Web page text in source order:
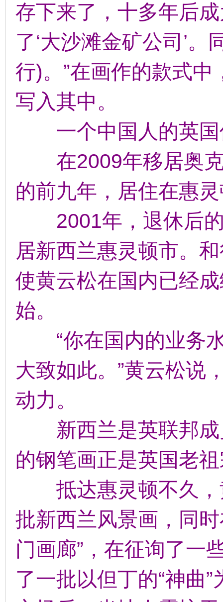
存下来了，十多年后
了‘大沙滩金矿公司’
行)。”在画作的款式
写入其中。
一个中国人的英国
在2009年移居奥克
的前九年，居住在惠
2001年，退休后的
居新西兰惠灵顿市。
使黄云松在国内已经
始。
“你在国内的业务水
大致如此。”黄云松说
动力。
新西兰是英联邦成
的钢笔画正是英国老
抵达惠灵顿不久，
批新西兰风景画，同
门画廊”，在征询了一
了一批以但丁的“神曲